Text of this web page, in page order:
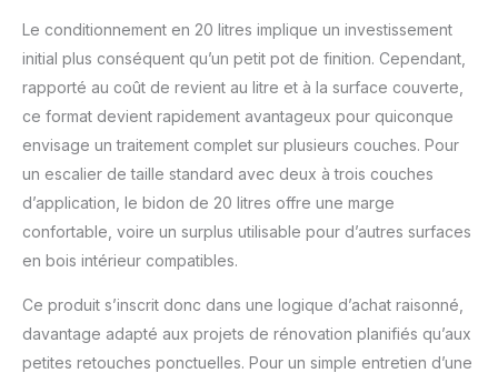
Le conditionnement en 20 litres implique un investissement
initial plus conséquent qu’un petit pot de finition. Cependant,
rapporté au coût de revient au litre et à la surface couverte,
ce format devient rapidement avantageux pour quiconque
envisage un traitement complet sur plusieurs couches. Pour
un escalier de taille standard avec deux à trois couches
d’application, le bidon de 20 litres offre une marge
confortable, voire un surplus utilisable pour d’autres surfaces
en bois intérieur compatibles.
Ce produit s’inscrit donc dans une logique d’achat raisonné,
davantage adapté aux projets de rénovation planifiés qu’aux
petites retouches ponctuelles. Pour un simple entretien d’une